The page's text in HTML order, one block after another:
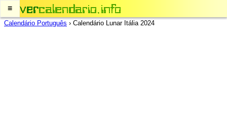
≡
Calendário Português › Calendário Lunar Itália 2024